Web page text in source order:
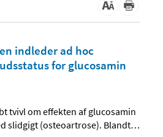
indleder ad hoc
for glucosamin
tvivl om effekten af glucosamin
slidgigt (osteoartrose). Blandt…